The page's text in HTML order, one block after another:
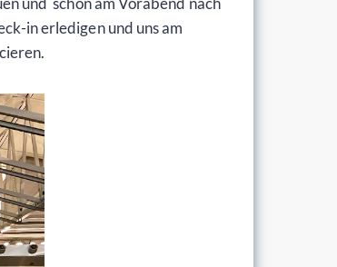
in erledigen und uns am